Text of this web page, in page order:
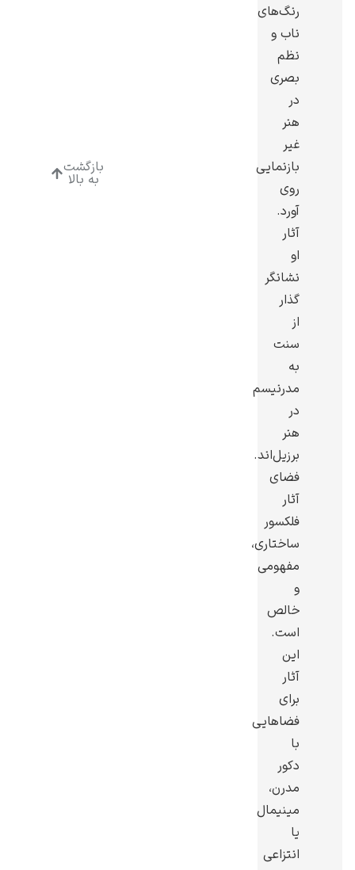
رنگ‌های
ناب و
نظم
بصری
در
هنر
غیر
بازنمایی
روی
آورد.
آثار
او
نشانگر
گذار
از
سنت
به
مدرنیسم
در
هنر
برزیل‌اند.
فضای
آثار
فلکسور
ساختاری،
مفهومی
و
خالص
است.
این
آثار
برای
فضاهایی
با
دکور
مدرن،
مینیمال
یا
انتزاعی
بازگشت
به بالا